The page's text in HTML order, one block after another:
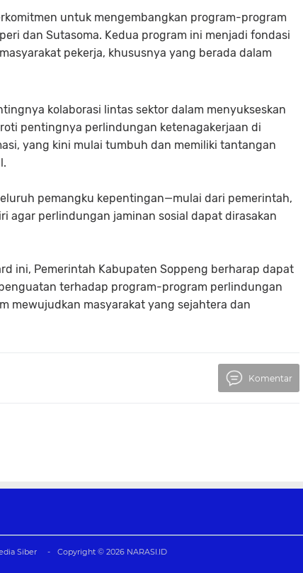
untuk mengembangkan program-program
dan Sutasoma. Kedua program ini menjadi fondasi
pekerja, khususnya yang berada dalam
kolaborasi lintas sektor dalam menyukseskan
pentingnya perlindungan ketenagakerjaan di
yang kini mulai tumbuh dan memiliki tantangan
pemangku kepentingan—mulai dari pemerintah,
agar perlindungan jaminan sosial dapat dirasakan
ini, Pemerintah Kabupaten Soppeng berharap dapat
terhadap program-program perlindungan
mewujudkan masyarakat yang sejahtera dan
Komentar
Siber Copyright © 2026 NARASI.ID